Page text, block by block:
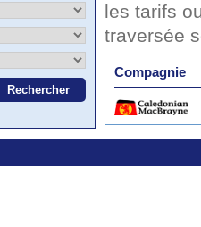
les tarifs
traversée
Compagnie